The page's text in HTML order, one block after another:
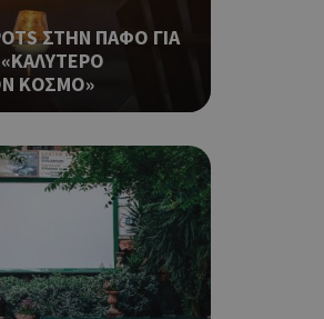
ΣΤΗΝ ΠΑΦΟ ΓΙΑ
ΚΟΣΜΟ»